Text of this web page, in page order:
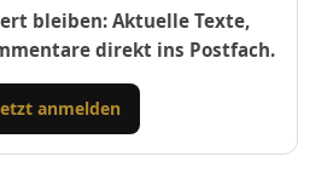
bleiben: Aktuelle Texte,
direkt ins Postfach.
anmelden